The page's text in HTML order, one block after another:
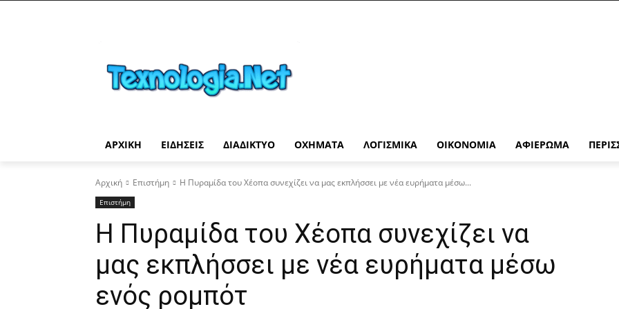
ΑΡΧΙΚΉ ΕΙΔΉΣΕΙΣ ΔΙΑΔΊΚΤΥΟ ΟΧΉΜΑΤΑ ΛΟΓΙΣΜΙΚΆ ΟΙΚΟΝΟΜΊΑ ΑΦΙΈΡΩΜΑ
Αρχική Επιστήμη Η Πυραμίδα του Χέοπα συνεχίζει να μας εκπλήσσει με νέα ευρήματα μέσω...
Επιστήμη
Η Πυραμίδα του Χέοπα συνεχίζει να
μας εκπλήσσει με νέα ευρήματα μέσω
ενός ρομπότ